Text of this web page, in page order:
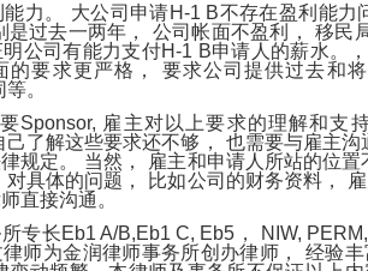
力。 大公司申请H-1 B不存在盈利能力
是过去一两年， 公司帐面不盈利， 移民
公司有能力支付H-1 B申请人的薪水。
的要求更严格， 要求公司提供过去和
。
Sponsor, 雇主对以上要求的理解和支
己了解这些要求还不够， 也需要与雇主沟
规定。 当然， 雇主和申请人所站的位置
对具体的问题， 比如公司的财务资料，
直接沟通。
专长Eb1 A/B,Eb1 C, Eb5 ， NIW,
师为金润律师事务所创办律师， 经验丰